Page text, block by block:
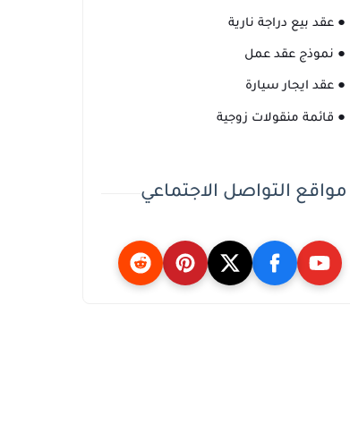
● عقد بيع دراجة نارية
● نموذج عقد عمل
● عقد ايجار سيارة
● قائمة منقولات زوجية
مواقع التواصل الاجتماعي